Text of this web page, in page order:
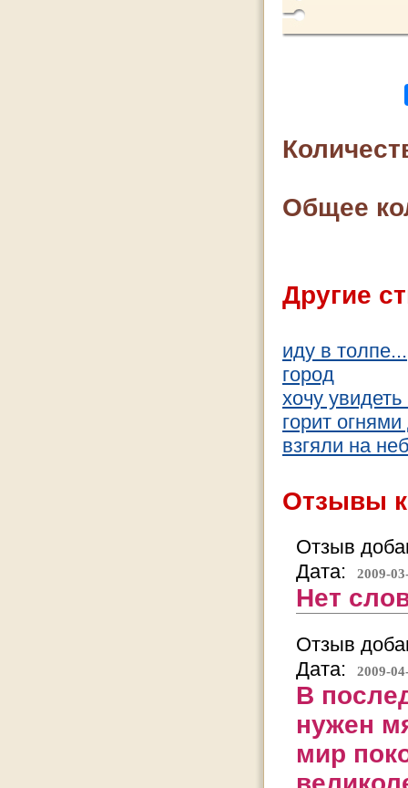
Общее
Другие
иду в толпе...
город
хочу
горит
взгяли на
Отзывы
Отзыв
Дата:
2009-
Нет
Отзыв
Дата:
2009-
В
нужен
мир